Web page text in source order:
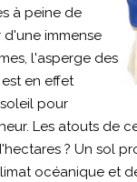
à peine de
immense
l'asperge des
en effet
pour
Les atouts de
? Un sol
océanique et